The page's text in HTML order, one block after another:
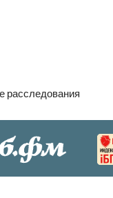
расследования